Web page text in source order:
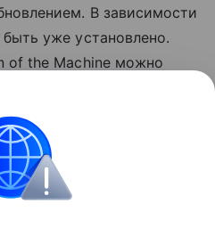
В зависимости
уже установлено.
of the Machine можно